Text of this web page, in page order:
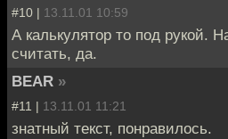
#10 | 13.11.01 10:59
А калькулятор то под рукой.
считать, да.
BEAR »
#11 | 13.11.01 11:21
знатный текст, понравилось.